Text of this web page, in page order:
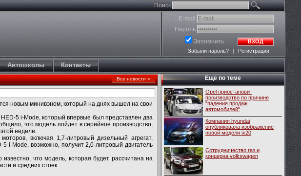
Поиск:
E-mail:
Пароль:
Запомнить
ВХОД
Забыли пароль?
| Регистрация
Автошколы Контакты
Все новости »
новым минивэном, который на днях вышел на свои
5 i-Mode, который впервые был представлен два
что модель пойдет в серийное производство,
неделе.
включая 1,7-литровый дизельный агрегат,
i-Mode, возможно, получит 2,0-литровый двигатель
что модель, которая будет рассчитана на
и средних стоек.
Ещё по теме
Opel приостановит
производство по причине
"падения продаж
автомобилей"
Компания hyundai
опубликовала изображение
новой модели ix20
Сотрудничество газ и
концерна volkswagen